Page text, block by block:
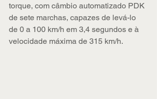
torque, com câmbio automatizado PDK
de sete marchas, capazes de levá-lo
de 0 a 100 km/h em 3,4 segundos e à
velocidade máxima de 315 km/h.